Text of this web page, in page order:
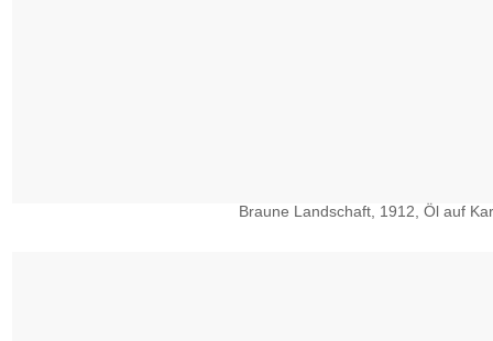
Braune Landschaft, 1912, Öl auf